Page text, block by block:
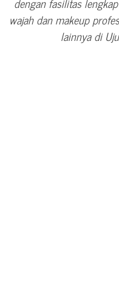
wajah dan makeup
lainnya di